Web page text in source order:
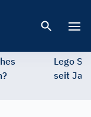
Lego
seit